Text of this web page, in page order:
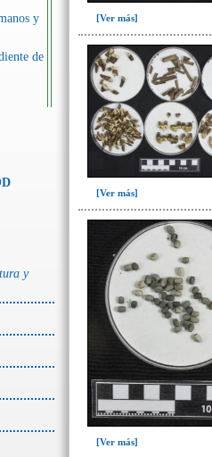
y
de
y
[Ver más]
[Ver más]
[Ver más]